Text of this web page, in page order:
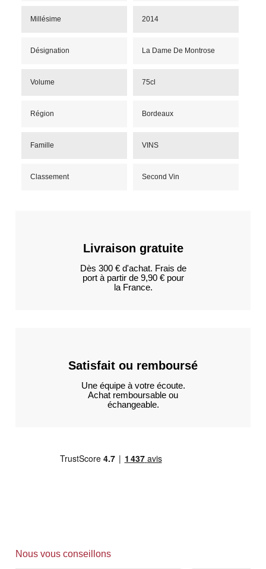
Millésime 2014
Désignation La Dame De Montrose
Volume 75cl
Région Bordeaux
Famille VINS
Classement Second Vin
Livraison gratuite
Dès 300 € d'achat. Frais de
port à partir de 9,90 € pour
la France.
Satisfait ou remboursé
Une équipe à votre écoute.
Achat remboursable ou
échangeable.
Nous vous conseillons